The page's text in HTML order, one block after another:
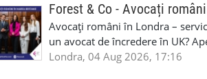
SAPTAMANALA Contact: +44
interesati
Forest & Co - Avocați
Avocați români în Londra –
un avocat de încredere în UK?
Solicitors, indiferent că ai nevoie
Londra, 04 Aug 2026, 17:16